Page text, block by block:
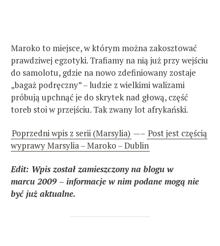
Maroko to miejsce, w którym można zakosztować
prawdziwej egzotyki. Trafiamy na nią już przy wejściu
do samolotu, gdzie na nowo zdefiniowany zostaje
„bagaż podręczny” – ludzie z wielkimi walizami
próbują upchnąć je do skrytek nad głową, część
toreb stoi w przejściu. Tak zwany lot afrykański.
Poprzedni wpis z serii (Marsylia) —– Post jest częścią
wyprawy Marsylia – Maroko – Dublin
Edit: Wpis został zamieszczony na blogu w
marcu 2009 – informacje w nim podane mogą nie
być już aktualne.